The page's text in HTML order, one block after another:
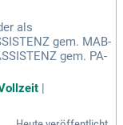
als
gem. MAB-
gem. PA-
|